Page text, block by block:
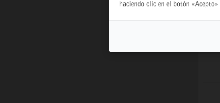
haciendo clic en el botón